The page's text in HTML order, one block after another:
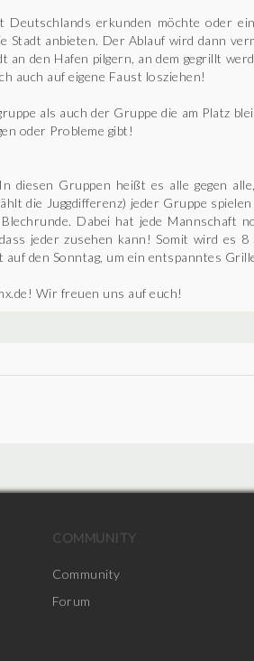
erkunden möchte oder
anbieten. Der Ablauf wird dann
den Hafen pilgern, an dem gegrillt
auch auf eigene Faust losziehen!
als auch der Gruppe die am Platz
oder Probleme gibt!
diesen Gruppen heißt es alle gegen
die Juggdifferenz) jeder Gruppe
Dabei hat jede Mannschaft
jeder zusehen kann! Somit wird es 8
den Sonntag, um ein entspanntes
Wir freuen uns auf euch!
COMMUNITY
Community
Forum